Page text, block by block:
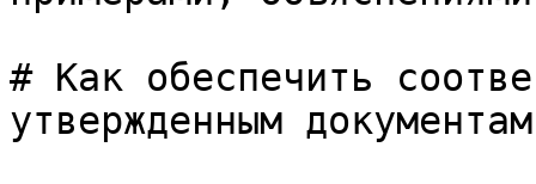
# Как обеспечить
утвержденным